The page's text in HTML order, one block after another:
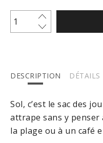
DESCRIPTION DÉTAILS
Sol, c’est le sac des
attrape sans y penser
la plage ou à un café